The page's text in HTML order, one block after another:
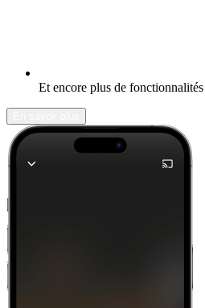
Et encore plus de fonctionnalités